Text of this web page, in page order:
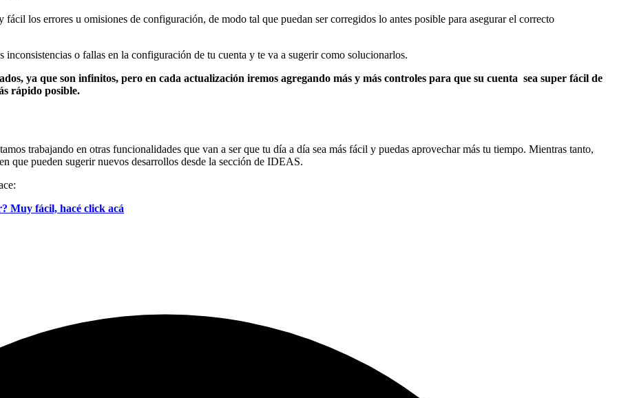
los errores u omisiones de configuración, de modo tal que puedan ser corregidos lo antes posible para asegurar el correcto
inconsistencias o fallas en la configuración de tu cuenta y te va a sugerir como solucionarlos.
ya que son infinitos, pero en cada actualización iremos agregando más y más controles para que su cuenta sea super fácil de
rápido posible.
trabajando en otras funcionalidades que van a ser que tu día a día sea más fácil y puedas aprovechar más tu tiempo. Mientras tanto,
que pueden sugerir nuevos desarrollos desde la sección de IDEAS.
Muy fácil, hacé click acá